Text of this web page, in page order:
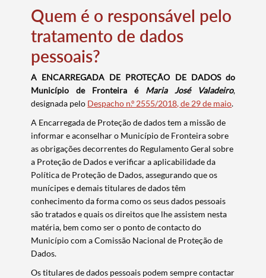
Quem é o responsável pelo
tratamento de dados
pessoais?
A ENCARREGADA DE PROTEÇÃO DE DADOS do
Município de Fronteira é Maria José Valadeiro,
designada pelo Despacho n.º 2555/2018, de 29 de maio.
A Encarregada de Proteção de dados tem a missão de
informar e aconselhar o Município de Fronteira sobre
as obrigações decorrentes do Regulamento Geral sobre
a Proteção de Dados e verificar a aplicabilidade da
Política de Proteção de Dados, assegurando que os
munícipes e demais titulares de dados têm
conhecimento da forma como os seus dados pessoais
são tratados e quais os direitos que lhe assistem nesta
matéria, bem como ser o ponto de contacto do
Município com a Comissão Nacional de Proteção de
Dados.
Os titulares de dados pessoais podem sempre contactar